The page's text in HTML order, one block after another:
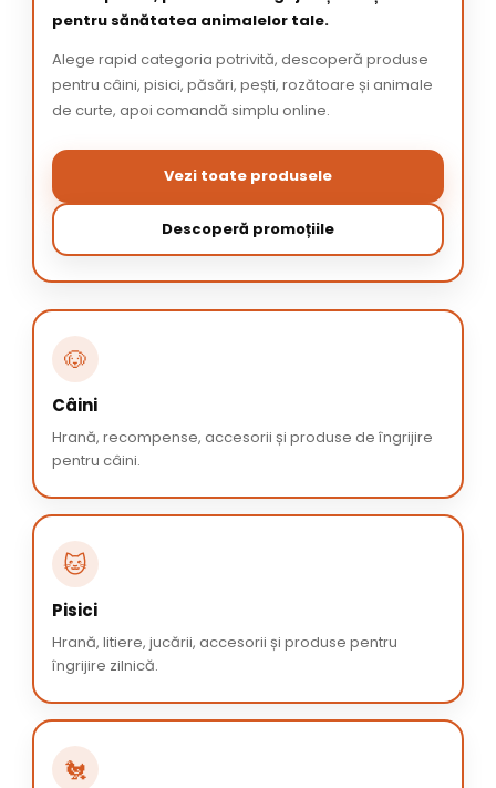
pentru sănătatea animalelor tale.
Alege rapid categoria potrivită, descoperă produse
pentru câini, pisici, păsări, pești, rozătoare și animale
de curte, apoi comandă simplu online.
Vezi toate produsele
Descoperă promoțiile
🐶
Câini
Hrană, recompense, accesorii și produse de îngrijire
pentru câini.
🐱
Pisici
Hrană, litiere, jucării, accesorii și produse pentru
îngrijire zilnică.
🐔